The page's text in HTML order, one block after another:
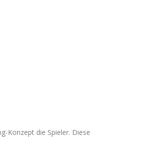
Konzept die Spieler. Diese